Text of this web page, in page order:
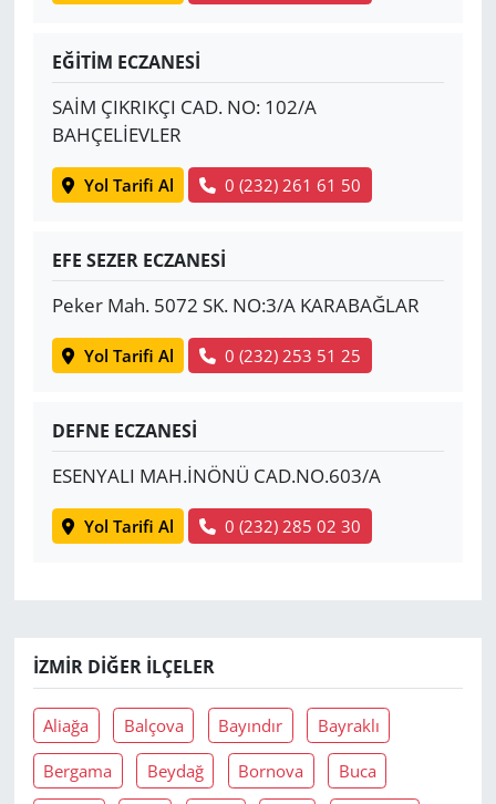
EĞİTİM ECZANESİ
SAİM ÇIKRIKÇI CAD. NO: 102/A
BAHÇELİEVLER
Yol Tarifi Al 0 (232) 261 61 50
EFE SEZER ECZANESİ
Peker Mah. 5072 SK. NO:3/A KARABAĞLAR
Yol Tarifi Al 0 (232) 253 51 25
DEFNE ECZANESİ
ESENYALI MAH.İNÖNÜ CAD.NO.603/A
Yol Tarifi Al 0 (232) 285 02 30
İZMIR DIĞER İLÇELER
Aliağa Balçova Bayındır Bayraklı
Bergama Beydağ Bornova Buca